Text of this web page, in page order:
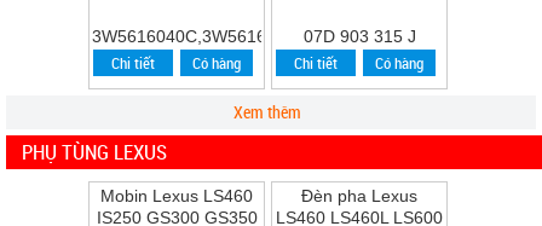
3W5616040C,3W5616039C
Chi tiết Có hàng
07D 903 315 J
Chi tiết Có hàng
Xem thêm
PHỤ TÙNG LEXUS
Mobin Lexus LS460
IS250 GS300 GS350
Đèn pha Lexus
LS460 LS460L LS600